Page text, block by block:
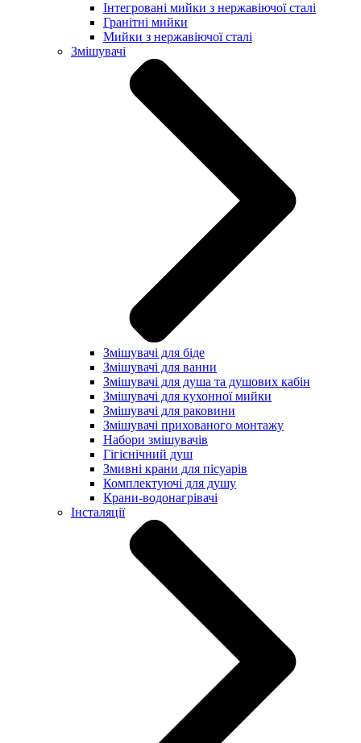
Інтегровані мийки з нержавіючої сталі
Гранітні мийки
Мийки з нержавіючої сталі
Змішувачі
Змішувачі для біде
Змішувачі для ванни
Змішувачі для душа та душових кабін
Змішувачі для кухонної мийки
Змішувачі для раковини
Змішувачі прихованого монтажу
Набори змішувачів
Гігієнічний душ
Змивні крани для пісуарів
Комплектуючі для душу
Крани-водонагрівачі
Інсталяції